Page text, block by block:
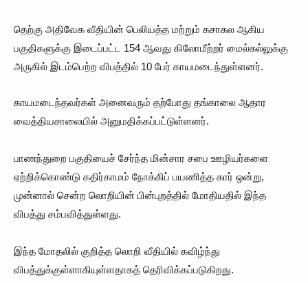
தெற்கு அதிவேக வீதியின் பெலியத்த மற்றும் கசாகல ஆகிய
பகுதிகளுக்கு இடைப்பட்ட 154 ஆவது கிலோமீற்றர் மைல்கல்லுக்கு
அருகில் இடம்பெற்ற விபத்தில் 10 பேர் காயமடைந்துள்ளனர்.
காயமடைந்தவர்கள் அனைவரும் தற்போது தங்காலை ஆதார
வைத்தியசாலையில் அனுமதிக்கப்பட்டுள்ளனர்.
பாணந்துறை பகுதியைச் சேர்ந்த மின்சார சபை ஊழியர்களை
ஏற்றிக்கொண்டு கதிர்காமம் நோக்கிப் பயணித்த கார் ஒன்று,
முன்னால் சென்ற லொறியின் பின்புறத்தில் மோதியதில் இந்த
விபத்து சம்பவித்துள்ளது.
இந்த மோதலில் குறித்த லொறி வீதியில் கவிழ்ந்து
விபத்துக்குள்ளாகியுள்ளதாகத் தெரிவிக்கப்படுகிறது.